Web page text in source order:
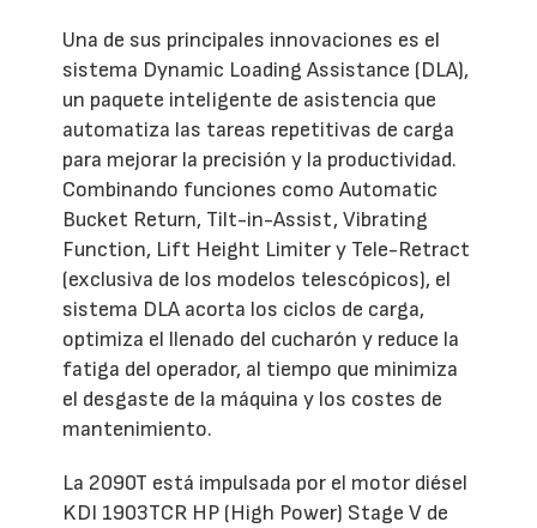
Una de sus principales innovaciones es el
sistema Dynamic Loading Assistance (DLA),
un paquete inteligente de asistencia que
automatiza las tareas repetitivas de carga
para mejorar la precisión y la productividad.
Combinando funciones como Automatic
Bucket Return, Tilt-in-Assist, Vibrating
Function, Lift Height Limiter y Tele-Retract
(exclusiva de los modelos telescópicos), el
sistema DLA acorta los ciclos de carga,
optimiza el llenado del cucharón y reduce la
fatiga del operador, al tiempo que minimiza
el desgaste de la máquina y los costes de
mantenimiento.
La 2090T está impulsada por el motor diésel
KDI 1903TCR HP (High Power) Stage V de